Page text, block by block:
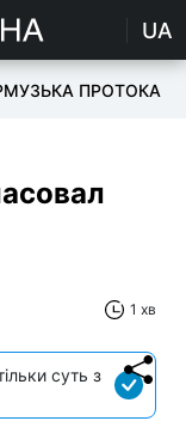
UA
ПРОТОКА
1 хв
суть з